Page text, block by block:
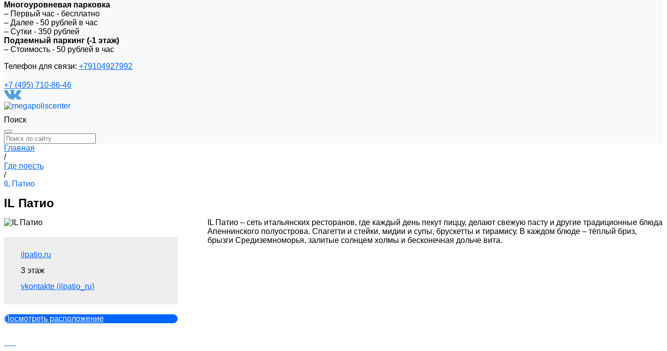
Многоуровневая парковка
– Первый час - бесплатно
– Далее - 50 рублей в час
– Сутки - 350 рублей
Подземный паркинг (-1 этаж)
– Стоимость - 50 рублей в час
Телефон для связи: +79104927992
+7 (495) 710-86-46
Поиск
Главная
/
Где поесть
/
IL Патио
IL Патио
ilpatio.ru
3 этаж
vkontakte (ilpatio_ru)
Посмотреть расположение
IL Патио – сеть итальянских ресторанов, где каждый день пекут пиццу, делают свежую пасту и другие традиционные блюда
Апеннинского полуострова. Спагетти и стейки, мидии и супы, брускетты и тирамису. В каждом блюде – тёплый бриз,
брызги Средиземноморья, залитые солнцем холмы и бесконечная дольче вита.